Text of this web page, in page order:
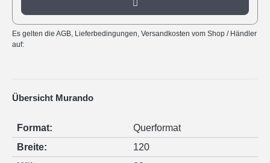
Es gelten die AGB, Lieferbedingungen, Versandkosten vom Shop / Händler
auf:
Übersicht Murando
Format:
Querformat
Breite:
120